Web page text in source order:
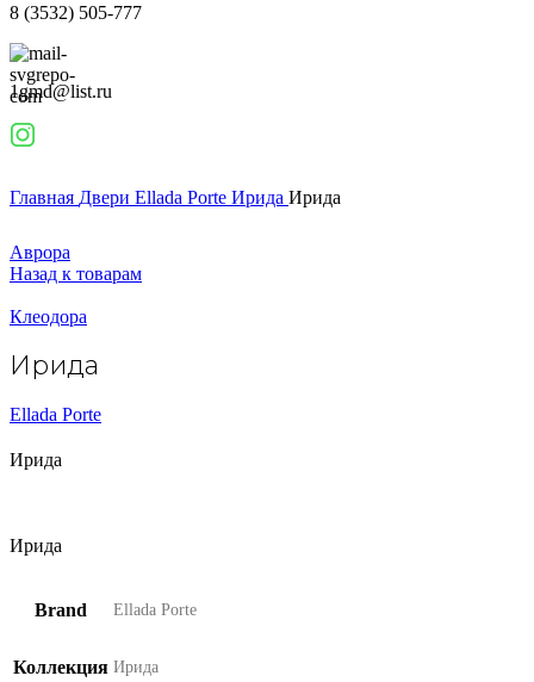
8 (3532) 505-777
1gmd@list.ru
Главная Двери Ellada Porte Ирида Ирида
Аврора
Назад к товарам
Клеодора
Ирида
Ellada Porte
Ирида
Ирида
Brand Ellada Porte
Коллекция Ирида